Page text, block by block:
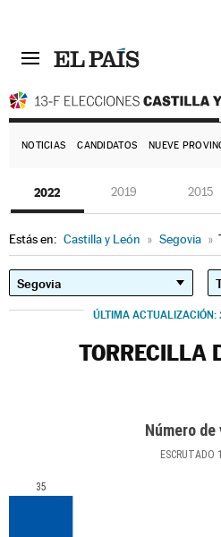
NOTICIAS CANDIDATOS NUEVE
2022 2019 2015
Estás en: Castilla y León » Segovia »
ÚLTIMA ACTUALIZACIÓN:
TORRECILLA
Número
ESCRUTADO
35